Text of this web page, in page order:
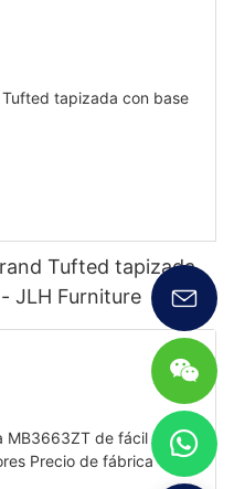
Tufted tapizada
JLH Furniture